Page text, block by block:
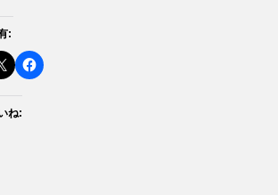
:
ね: